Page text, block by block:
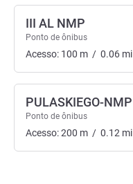
III AL NMP
Ponto de ônibus
Acesso: 100 m / 0.06 mi
PULASKIEGO-NMP
Ponto de ônibus
Acesso:200 m / 0.12 mi